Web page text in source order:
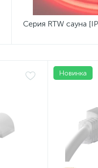
Серия RTW сауна
Новинка